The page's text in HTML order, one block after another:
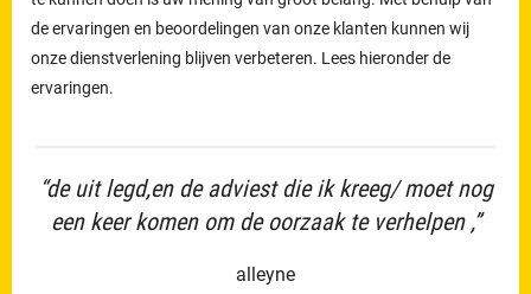
de ervaringen en beoordelingen van onze klanten kunnen wij
onze dienstverlening blijven verbeteren. Lees hieronder de
ervaringen.
“de uit legd,en de adviest die ik kreeg/ moet nog
een keer komen om de oorzaak te verhelpen ,”
alleyne